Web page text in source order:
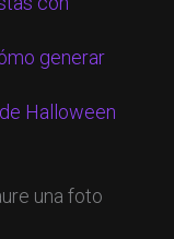
generar
Halloween
una foto